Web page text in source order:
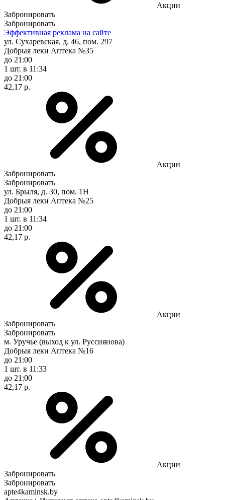
Акции
Забронировать
Забронировать
Эффективная реклама на сайте
ул. Сухаревская, д. 46, пом. 297
Добрыя леки Аптека №35
до 21:00
1 шт. в 11:34
до 21:00
42,17 р.
Акции
Забронировать
Забронировать
ул. Брыля, д. 30, пом. 1Н
Добрыя леки Аптека №25
до 21:00
1 шт. в 11:34
до 21:00
42,17 р.
Акции
Забронировать
Забронировать
м. Уручье (выход к ул. Руссиянова)
Добрыя леки Аптека №16
до 21:00
1 шт. в 11:33
до 21:00
42,17 р.
Акции
Забронировать
Забронировать
apte4kaminsk.by